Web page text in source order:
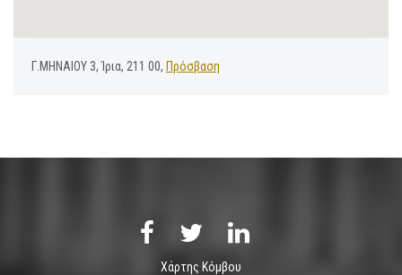
Γ.ΜΗΝΑΙΟΥ 3, Ίρια, 211 00, Πρόσβαση
Χάρτης Κόμβου